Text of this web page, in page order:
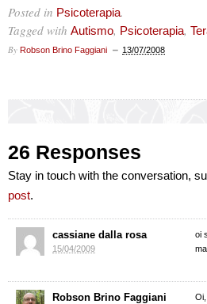
Posted in Psicoterapia.
Tagged with Autismo, Psicoterapia,
By Robson Brino Faggiani 13/07/2008
26 Responses
Stay in touch with the conversation,
post.
cassiane dalla rosa
15/04/2009
oi
Robson Brino Faggiani